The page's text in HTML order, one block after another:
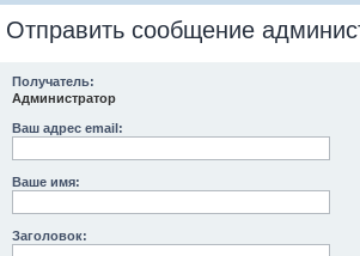
Отправить сообщение
Получатель:
Администратор
Ваш адрес email:
Ваше имя:
Заголовок: